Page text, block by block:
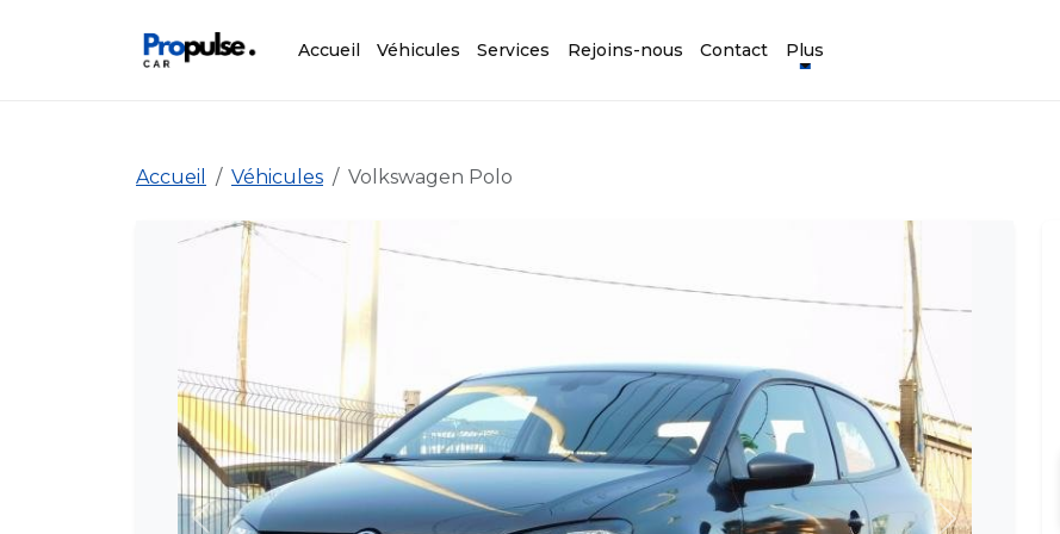
Accueil Véhicules Services Rejoins-nous Contact Plus
Accueil Véhicules Volkswagen Polo